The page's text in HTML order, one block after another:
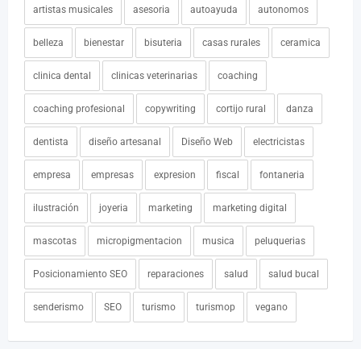
artistas musicales asesoria autoayuda autonomos
belleza bienestar bisuteria casas rurales ceramica
clinica dental clinicas veterinarias coaching
coaching profesional copywriting cortijo rural danza
dentista diseño artesanal Diseño Web electricistas
empresa empresas expresion fiscal fontaneria
ilustración joyeria marketing marketing digital
mascotas micropigmentacion musica peluquerias
Posicionamiento SEO reparaciones salud salud bucal
senderismo SEO turismo turismop vegano